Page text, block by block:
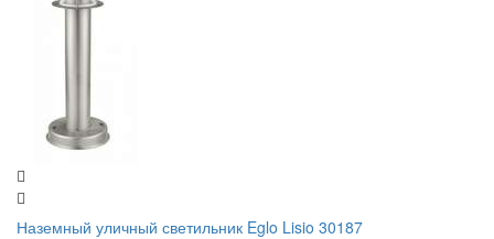
Наземный уличный светильник Eglo Lisio 30187